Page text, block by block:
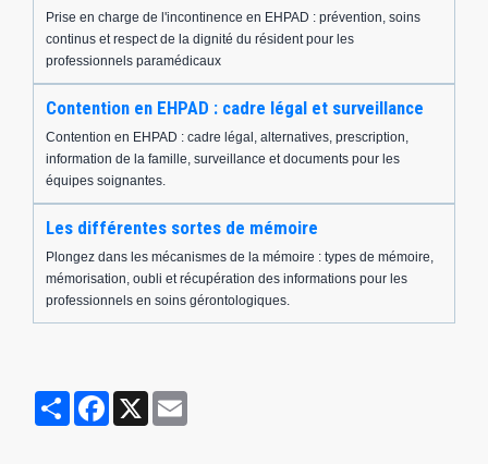
Prise en charge de l'incontinence en EHPAD : prévention, soins
continus et respect de la dignité du résident pour les
professionnels paramédicaux
Contention en EHPAD : cadre légal et surveillance
Contention en EHPAD : cadre légal, alternatives, prescription,
information de la famille, surveillance et documents pour les
équipes soignantes.
Les différentes sortes de mémoire
Plongez dans les mécanismes de la mémoire : types de mémoire,
mémorisation, oubli et récupération des informations pour les
professionnels en soins gérontologiques.
PartagerFacebook